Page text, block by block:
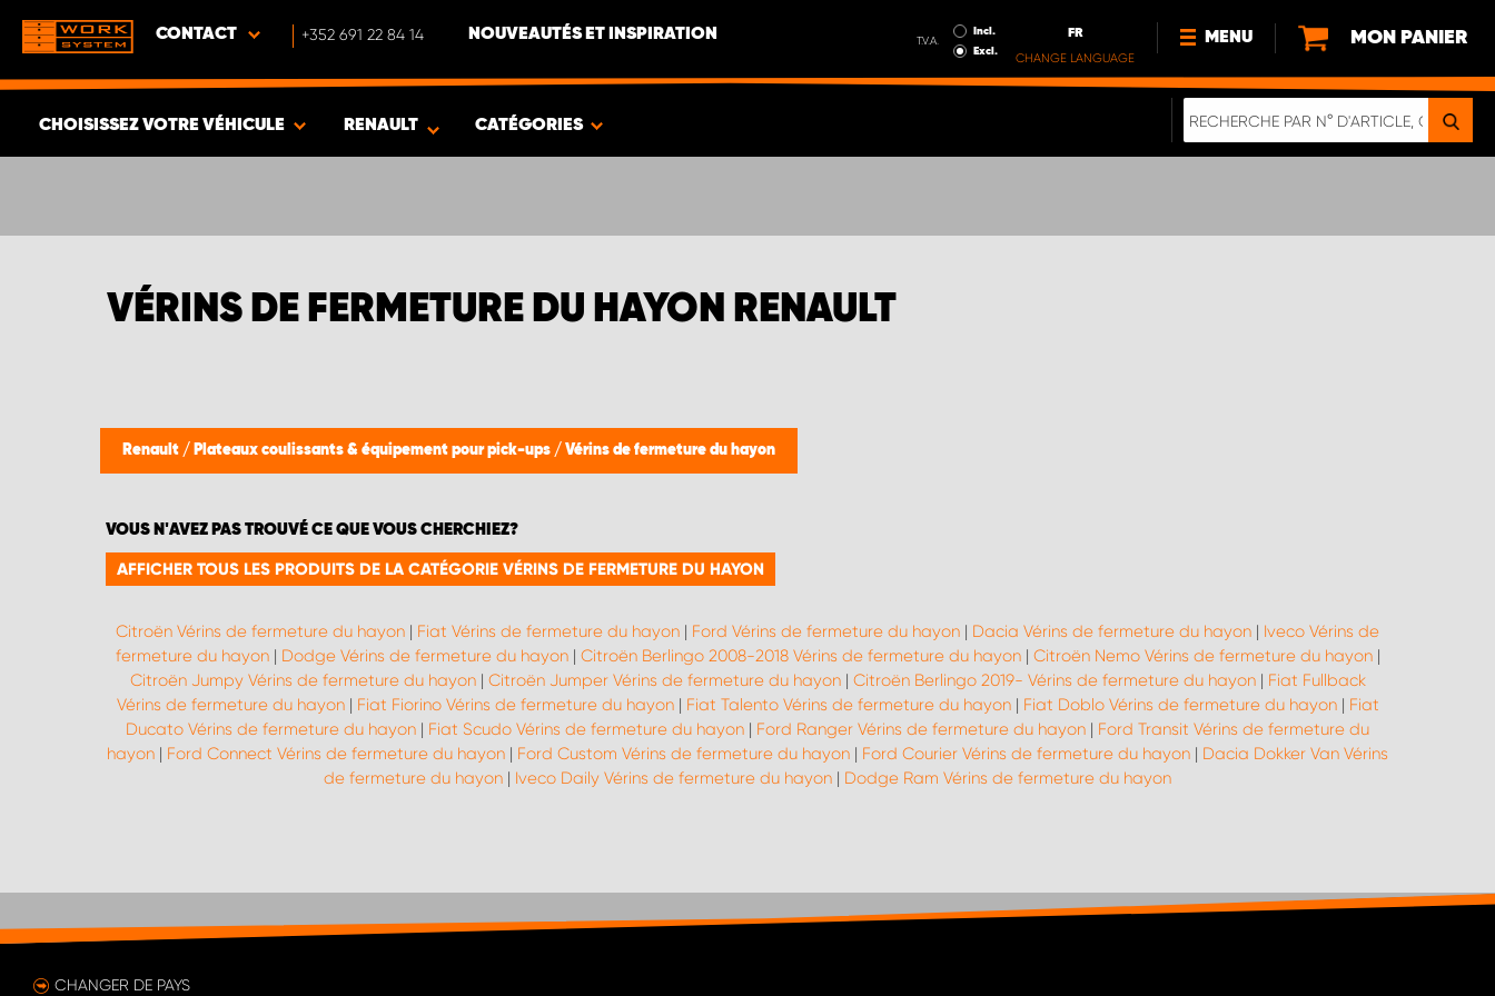
CONTACT +352 691 22 84 14 NOUVEAUTÉS ET INSPIRATION T.V.A.
Incl.
Excl.
FR
CHANGE LANGUAGE
MENU
NOUVEAUTÉS
MON PANIER
CHOISISSEZ VOTRE VÉHICULE RENAULT CATÉGORIES
VÉRINS DE FERMETURE DU HAYON RENAULT
Renault / Plateaux coulissants & équipement pour pick-ups / Vérins de fermeture du hayon
VOUS N'AVEZ PAS TROUVÉ CE QUE VOUS CHERCHIEZ?
AFFICHER TOUS LES PRODUITS DE LA CATÉGORIE VÉRINS DE FERMETURE DU HAYON
Citroën Vérins de fermeture du hayon | Fiat Vérins de fermeture du hayon | Ford Vérins de fermeture du hayon | Dacia Vérins de fermeture du hayon | Iveco Vérins de
fermeture du hayon| Dodge Vérins de fermeture du hayon| Citroën Berlingo 2008-2018 Vérins de fermeture du hayon| Citroën Nemo Vérins de fermeture du hayon|
Citroën Jumpy Vérins de fermeture du hayon| Citroën Jumper Vérins de fermeture du hayon| Citroën Berlingo 2019- Vérins de fermeture du hayon| Fiat Fullback
Vérins de fermeture du hayon| Fiat Fiorino Vérins de fermeture du hayon| Fiat Talento Vérins de fermeture du hayon| Fiat Doblo Vérins de fermeture du hayon| Fiat
Ducato Vérins de fermeture du hayon | Fiat Scudo Vérins de fermeture du hayon | Ford Ranger Vérins de fermeture du hayon | Ford Transit Vérins de fermeture du
hayon | Ford Connect Vérins de fermeture du hayon | Ford Custom Vérins de fermeture du hayon | Ford Courier Vérins de fermeture du hayon | Dacia Dokker Van Vérins
de fermeture du hayon | Iveco Daily Vérins de fermeture du hayon | Dodge Ram Vérins de fermeture du hayon
CHANGER DE PAYS